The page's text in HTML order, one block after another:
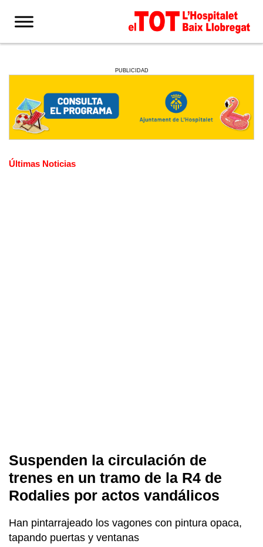
PUBLICIDAD
Últimas Noticias
Suspenden la circulación de
trenes en un tramo de la R4 de
Rodalies por actos vandálicos
Han pintarrajeado los vagones con pintura opaca,
tapando puertas y ventanas